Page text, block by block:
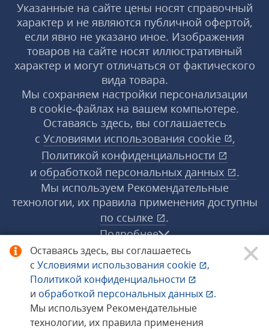
Оставаясь здесь, вы соглашаетесь
с Условиями использования cookie
,
Политикой конфиденциальности
и обработкой персональных данных
.
Мы используем Рекомендательные
технологии, их правила применения
Указанные на сайте цены носят справочный
характер и не являются публичной офертой,
если явно не указано иное. Изображения
товаров на сайте носят иллюстративный
характер и могут отличаться от фактического
вида товара.
Мы сохраняем настройки персонализации
в cookie‑файлах на вашем компьютере.
Оставаясь здесь, вы соглашаетесь
с Условиями использования cookie
,
Политикой конфиденциальности
и обработкой персональных данных
.
Мы используем Рекомендательные
технологии, их правила применения доступны
по ссылке
.
Подробнее
© 1998−2026 «1С‑Рарус» ®. Все права
защищены.